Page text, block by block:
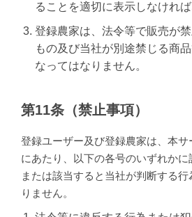
ることを適切に表示しなければ
登録農家は、法令等で販売が
もの及び当社が別途禁じる商
なってはなりません。
第11条（禁止事項）
登録ユーザー及び登録農家は、本サ
にあたり、以下の各号のいずれかに
または該当すると当社が判断する行
りません。